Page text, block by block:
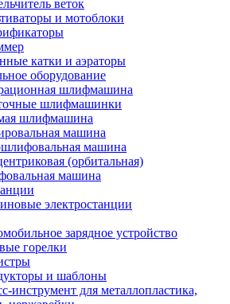
веток
и мотоблоки
катки и аэраторы
оборудование
шлифмашина
шлифмашинки
шлифмашина
машина
машина
(орбитальная)
машина
электростанции
зарядное устройство
горелки
и шаблоны
инструмент для металлопластика,